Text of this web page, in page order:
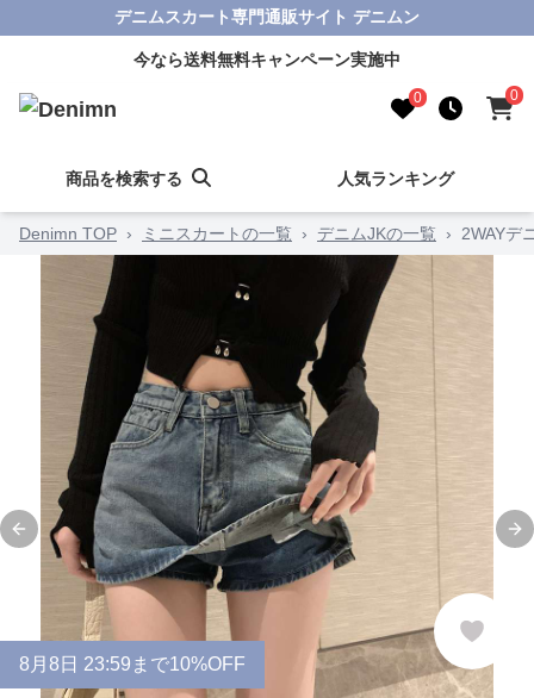
デニムスカート専門通販サイト デニムン
今なら送料無料キャンペーン実施中
0 0
商品を検索する 人気ランキング
Denimn TOP › ミニスカートの一覧 › デニムJKの一覧 › 2WAYデ
Previous slide
8 月 8 日 23:59まで10%OFF